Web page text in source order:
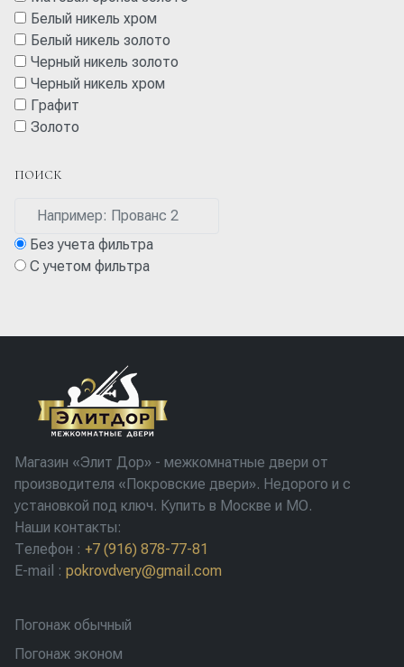
Белый никель хром
Белый никель золото
Черный никель золото
Черный никель хром
Графит
Золото
ПОИСК
Без учета фильтра
С учетом фильтра
Магазин «Элит Дор» - межкомнатные двери от
производителя «Покровские двери». Недорого и с
установкой под ключ. Купить в Москве и МО.
Наши контакты:
Телефон : +7 (916) 878-77-81
E-mail : pokrovdvery@gmail.com
Погонаж обычный
Погонаж эконом